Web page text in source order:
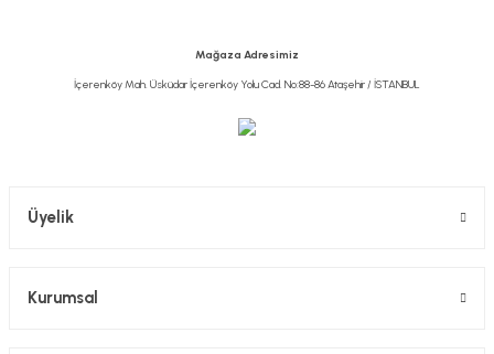
Mağaza Adresimiz
İçerenköy Mah. Üsküdar İçerenköy Yolu Cad. No:88-86 Ataşehir / İSTANBUL
Üyelik
Kurumsal